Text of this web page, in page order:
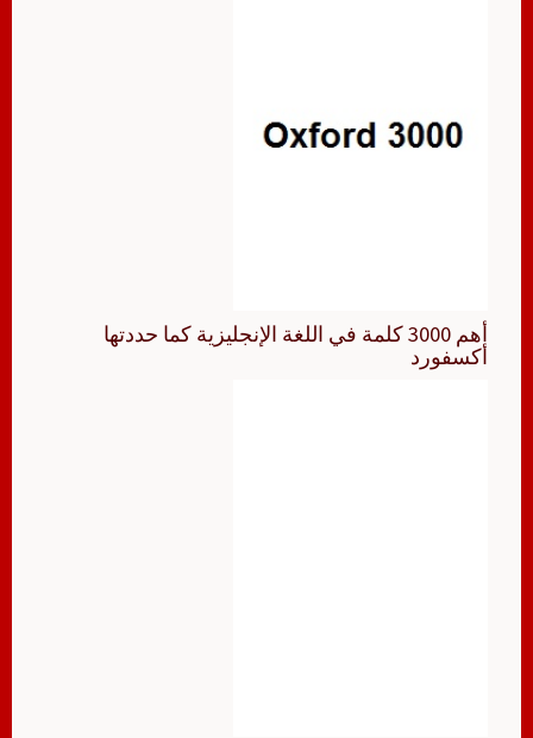
أهم 3000 كلمة في اللغة الإنجليزية كما حددتها
أكسفورد